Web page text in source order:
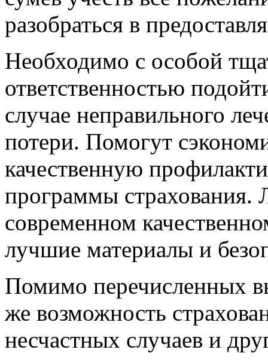
разобраться в
Необходимо с особой
ответственностью
случае неправильного
потери. Помогут
качественную
программы страхования.
современном
лучшие материалы и
Помимо перечисленных
же возможность
несчастных случаев и